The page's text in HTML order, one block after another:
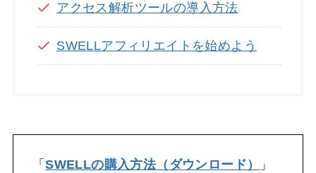
アクセス解析ツールの導入方法
SWELLアフィリエイトを始めよう
「SWELLの購入方法（ダウンロード）
」